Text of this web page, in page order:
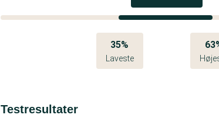
35%
Laveste
Testresultater